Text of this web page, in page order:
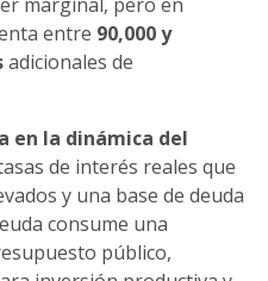
entre 90,000 y
adicionales de
en la dinámica del
de interés reales que
y una base de deuda
consume una
público,